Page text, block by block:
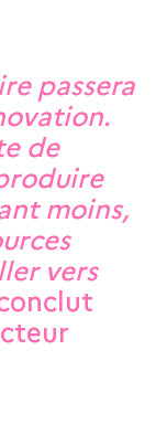
passera
de
moins,
vers